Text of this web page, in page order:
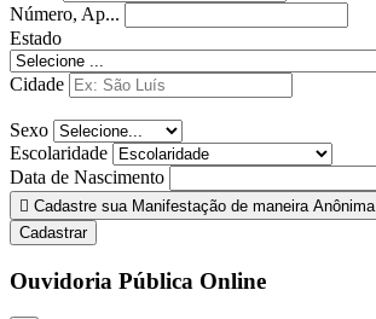
Número, Ap...
Estado
Cidade
Sexo
Escolaridade
Data de Nascimento
Cadastre sua Manifestação de maneira Anônima
Cadastrar
Ouvidoria Pública Online